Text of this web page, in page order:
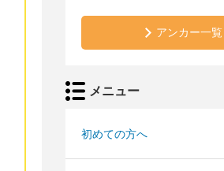
アンカー一覧
メニュー
初めての方へ